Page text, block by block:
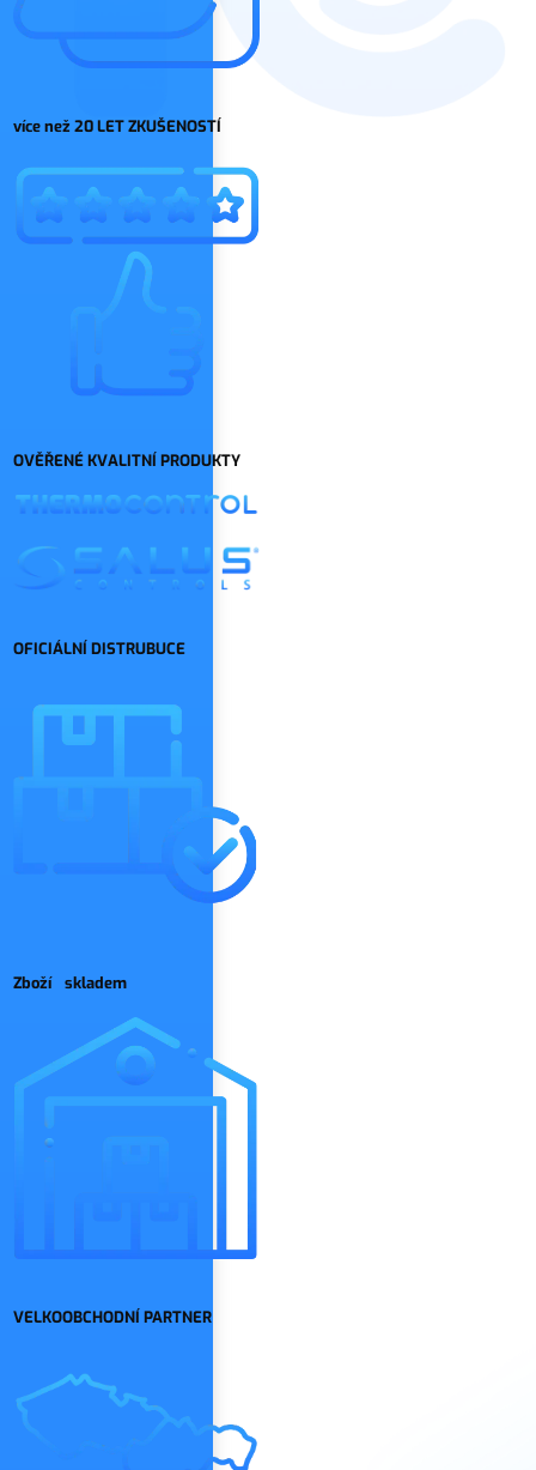
více než 20 LET ZKUŠENOSTÍ
OVĚŘENÉ KVALITNÍ PRODUKTY
OFICIÁLNÍ DISTRUBUCE
Zboží skladem
VELKOOBCHODNÍ PARTNER